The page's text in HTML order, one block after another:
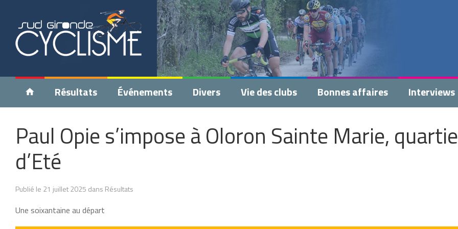
Résultats Événements Divers Vie des clubs Bonnes affaires Interviews
Paul Opie s’impose à Oloron Sainte Marie,
d’Eté
Publié le 21 juillet 2025 dans Résultats
Une soixantaine au départ